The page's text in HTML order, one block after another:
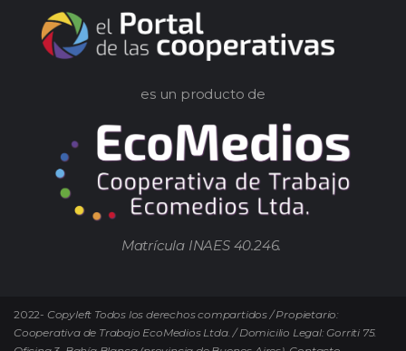
es un producto de
Matrícula INAES 40.246.
2022- Copyleft Todos los derechos compartidos / Propietario:
Cooperativa de Trabajo EcoMedios Ltda. / Domicilio Legal: Gorriti 75.